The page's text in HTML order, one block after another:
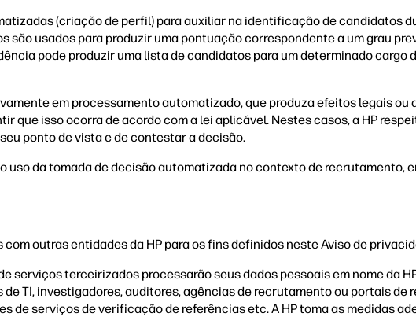
(criação de perfil) para auxiliar na identificação de candidatos
são usados para produzir uma pontuação correspondente a um grau
pode produzir uma lista de candidatos para um determinado cargo
em processamento automatizado, que produza efeitos legais
que isso ocorra de acordo com a lei aplicável. Nestes casos, a HP
ponto de vista e de contestar a decisão.
uso da tomada de decisão automatizada no contexto de recrutamento,
outras entidades da HP para os fins definidos neste Aviso de
serviços terceirizados processarão seus dados pessoais em nome da
TI, investigadores, auditores, agências de recrutamento ou portais
de serviços de verificação de referências etc. A HP toma as medidas